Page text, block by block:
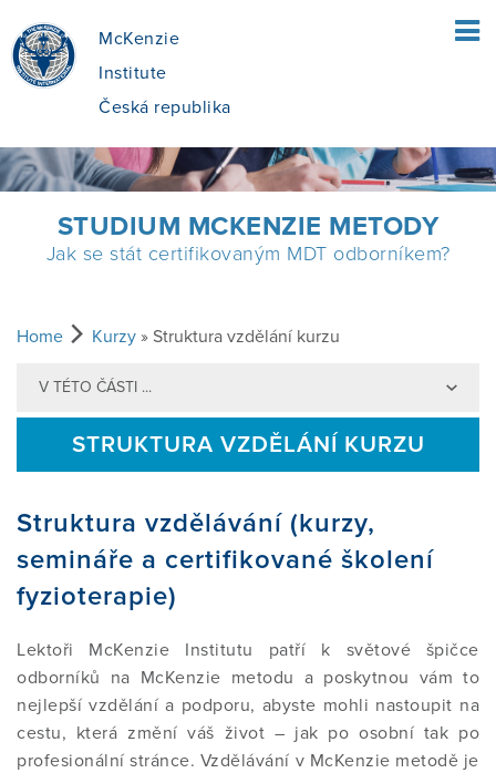
McKenzie
Institute
Česká republika
ÚVOD
PRO PACIENTY
CO JE MCKENZIE METODA?
JAK SE V METODĚ POSTUPUJE?
VYZKOUŠEJTE SI TECHNIKY SAMI
ZKUŠENOSTI / REFERENCE
ČASTO KLADENÉ OTÁZKY (FAQ)
PRO TERAPEUTY
MCKENZIE DIAGNOSTICKÁ METODA
MYLNÁ TVRZENÍ
SIG SKUPINA
ZKUŠENOSTI / REFERENCE
KURZY
STRUKTURA VZDĚLÁNÍ KURZU
PODROBNÉ INFORMACE O
JEDNOTLIVÝCH ČÁSTECH KURZU
ČASTO KLADENÉ DOTAZY (FAQ)
O MEZINÁRODNÍM MCKENZIE
INSTITUTU
POSLÁNÍ MCK I CR
VÝKONNÝ VÝBOR
PODPOŘTE NÁS
KOHO SPONZORUJEME
TRANSPARENTNÍ ÚČET
KONTAKT
E-SHOP
STUDIUM MCKENZIE METODY
Jak se stát certifikovaným MDT odborníkem?
Home Kurzy » Struktura vzdělání kurzu
V TÉTO ČÁSTI ...
STRUKTURA VZDĚLÁNÍ KURZU
Struktura vzdělávání (kurzy,
semináře a certifikované školení
fyzioterapie)
Lektoři McKenzie Institutu patří k světové špičce
odborníků na McKenzie metodu a poskytnou vám to
nejlepší vzdělání a podporu, abyste mohli nastoupit na
cestu, která změní váš život – jak po osobní tak po
profesionální stránce. Vzdělávání v McKenzie metodě je